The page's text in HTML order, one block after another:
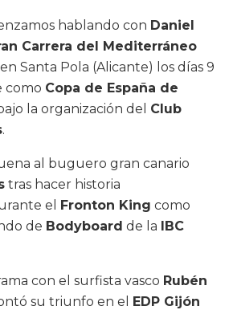
hablando con Daniel
Carrera del Mediterráneo
Santa Pola (Alicante) los días 9
como Copa de España de
la organización del Club
.
al buguero gran canario
tras hacer historia
el Fronton King como
de Bodyboard de la IBC
con el surfista vasco Rubén
su triunfo en el EDP Gijón